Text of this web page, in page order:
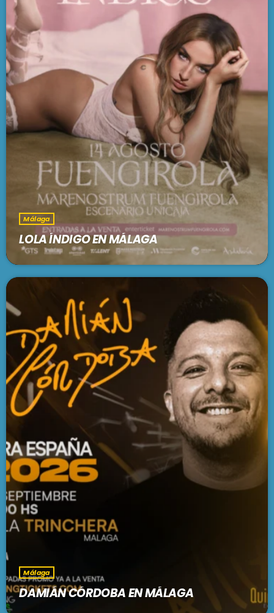
Málaga
LOLA ÍNDIGO EN MÁLAGA
Málaga
DAMIÁN CÓRDOBA EN MÁLAGA